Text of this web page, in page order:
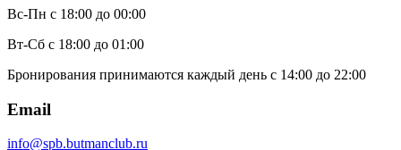
Вс-Пн с 18:00 до 00:00
Вт-Сб с 18:00 до 01:00
Бронирования принимаются каждый день с 14:00 до 22:00
Email
info@spb.butmanclub.ru